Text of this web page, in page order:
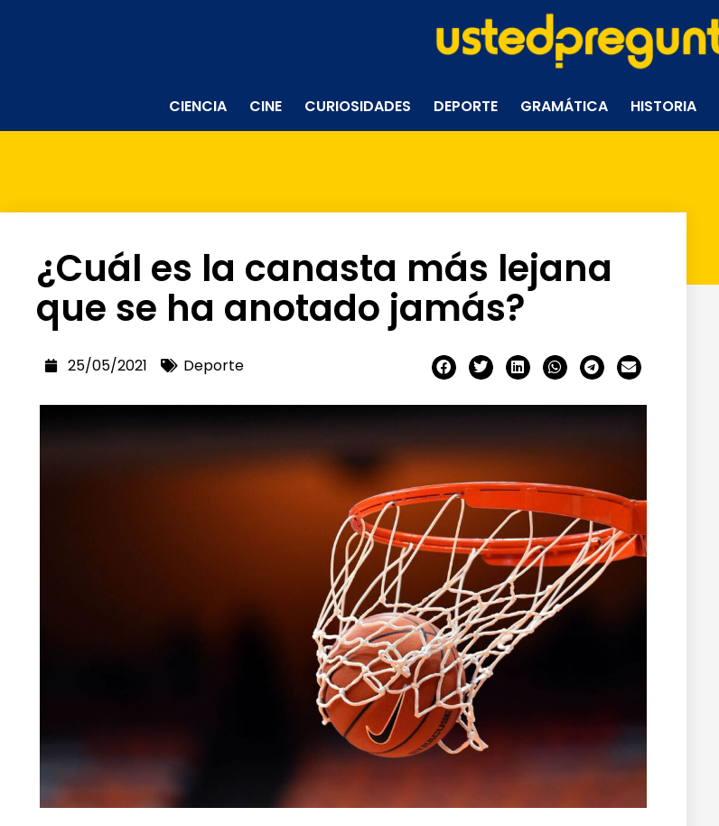
CIENCIA CINE CURIOSIDADES DEPORTE GRAMÁTICA HISTORIA
¿Cuál es la canasta más lejana
que se ha anotado jamás?
25/05/2021 Deporte